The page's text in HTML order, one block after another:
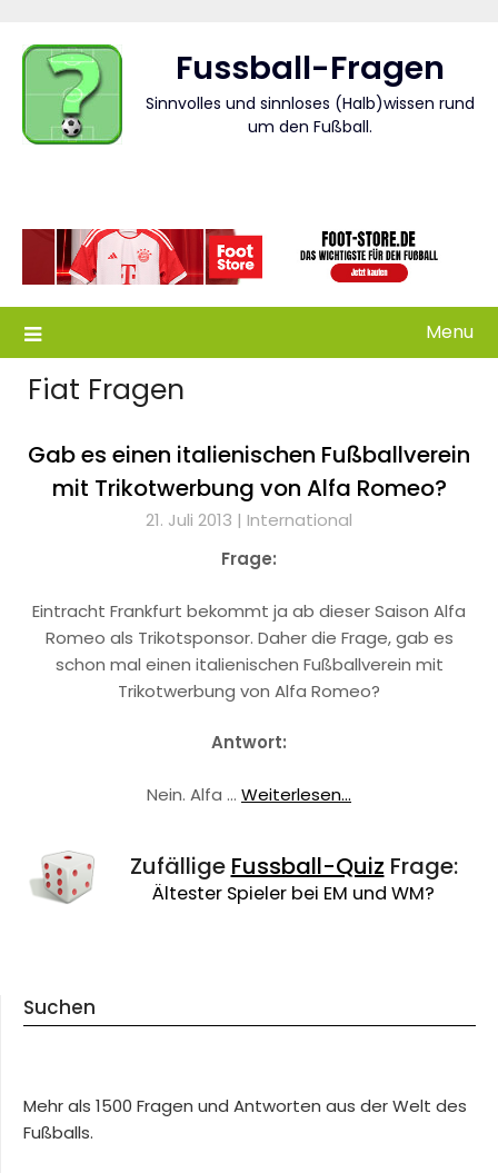
content
Fussball-Fragen
Sinnvolles und sinnloses (Halb)wissen rund
um den Fußball.
Menu
Fiat Fragen
Gab es einen italienischen Fußballverein
mit Trikotwerbung von Alfa Romeo?
21. Juli 2013 | International
Frage:
Eintracht Frankfurt bekommt ja ab dieser Saison Alfa
Romeo als Trikotsponsor. Daher die Frage, gab es
schon mal einen italienischen Fußballverein mit
Trikotwerbung von Alfa Romeo?
Antwort:
Nein. Alfa … Weiterlesen...
Zufällige Fussball-Quiz Frage:
Ältester Spieler bei EM und WM?
Suchen
Mehr als 1500 Fragen und Antworten aus der Welt des
Fußballs.